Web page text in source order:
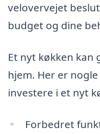
velovervejet
budget og dine
Et nyt køkken kan
hjem. Her er
investere i et nyt
Forbedret